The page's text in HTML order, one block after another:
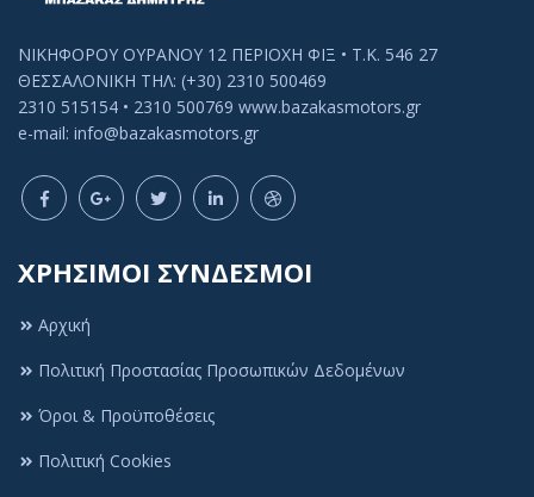
Πολιτική Cookies
ΝΙΚΗΦΟΡΟΥ ΟΥΡΑΝΟΥ 12 ΠΕΡΙΟΧΗ ΦΙΞ • Τ.Κ. 546 27
ΘΕΣΣΑΛΟΝΙΚΗ ΤΗΛ: (+30) 2310 500469
2310 515154 • 2310 500769 www.bazakasmotors.gr
e-mail: info@bazakasmotors.gr
ΧΡΗΣΙΜΟΙ ΣΥΝΔΕΣΜΟΙ
Αρχική
Πολιτική Προστασίας Προσωπικών Δεδομένων
Όροι & Προϋποθέσεις
Πολιτική Cookies